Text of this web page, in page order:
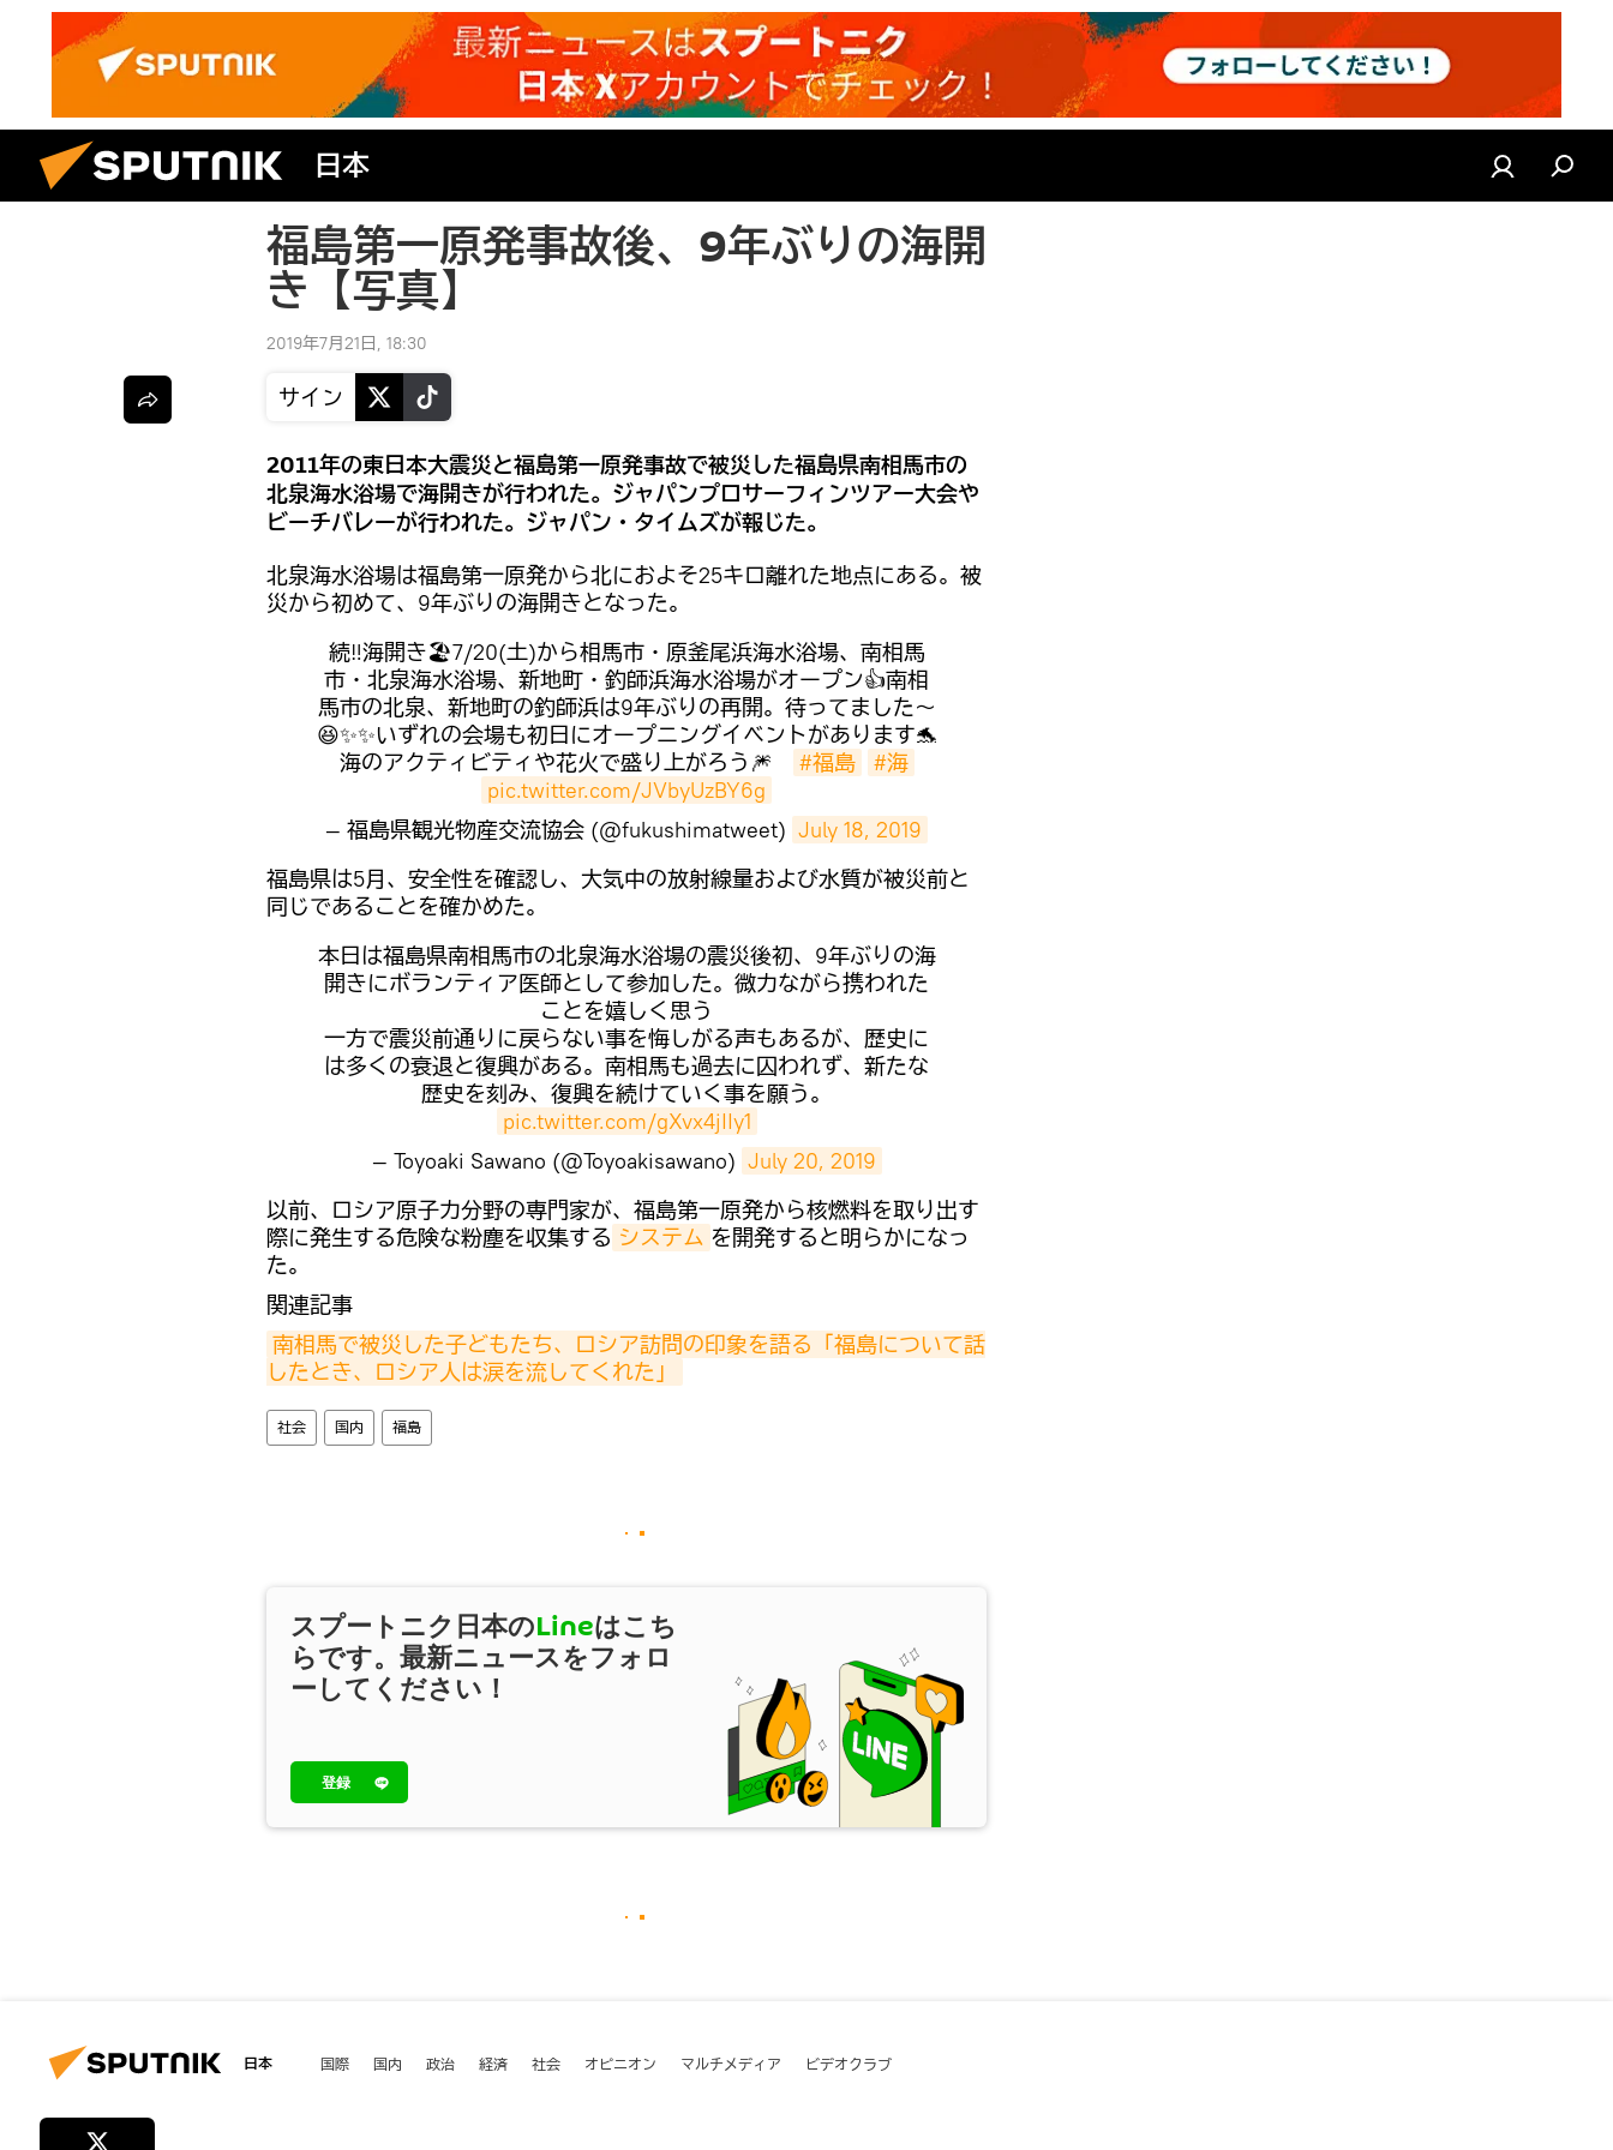
日本
福島第一原発事故後、9年ぶりの海開
き【写真】
2019年7月21日, 18:30
サイン
2011年の東日本大震災と福島第一原発事故で被災した福島県南相馬市の
北泉海水浴場で海開きが行われた。ジャパンプロサーフィンツアー大会や
ビーチバレーが行われた。ジャパン・タイムズが報じた。
北泉海水浴場は福島第一原発から北におよそ25キロ離れた地点にある。被
災から初めて、9年ぶりの海開きとなった。
続‼️海開き🏖️7/20(土)から相馬市・原釜尾浜海水浴場、南相馬
市・北泉海水浴場、新地町・釣師浜海水浴場がオープン👍南相
馬市の北泉、新地町の釣師浜は9年ぶりの再開。待ってました～
😆✨✨いずれの会場も初日にオープニングイベントがあります🐬
海のアクティビティや花火で盛り上がろう🎆
#福島
#海
pic.twitter.com/JVbyUzBY6g
— 福島県観光物産交流協会 (@fukushimatweet) July 18, 2019
福島県は5月、安全性を確認し、大気中の放射線量および水質が被災前と
同じであることを確かめた。
本日は福島県南相馬市の北泉海水浴場の震災後初、9年ぶりの海
開きにボランティア医師として参加した。微力ながら携われた
ことを嬉しく思う
一方で震災前通りに戻らない事を悔しがる声もあるが、歴史に
は多くの衰退と復興がある。南相馬も過去に囚われず、新たな
歴史を刻み、復興を続けていく事を願う。
pic.twitter.com/gXvx4jIIy1
— Toyoaki Sawano (@Toyoakisawano) July 20, 2019
以前、ロシア原子力分野の専門家が、福島第一原発から核燃料を取り出す
際に発生する危険な粉塵を収集する システム を開発すると明らかになっ
た。
関連記事
南相馬で被災した子どもたち、ロシア訪問の印象を語る「福島について話
したとき、ロシア人は涙を流してくれた」
社会 国内 福島
スプートニク日本のLineはこち
らです。最新ニュースをフォロ
ーしてください！
登録
日本 国際 国内 政治 経済 社会 オピニオン マルチメディア ビデオクラブ